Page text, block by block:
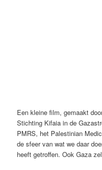
Een kleine film, gemaakt
Stichting Kifaia in de
PMRS, het Palestinian
de sfeer van wat we daar
heeft getroffen. Ook Gaza